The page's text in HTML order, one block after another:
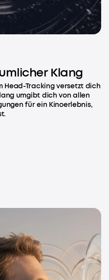
Klang
Head-Tracking versetzt dich
umgibt dich von allen
für ein Kinoerlebnis,